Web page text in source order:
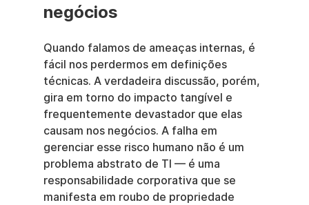
negócios
Quando falamos de ameaças internas, é
fácil nos perdermos em definições
técnicas. A verdadeira discussão, porém,
gira em torno do impacto tangível e
frequentemente devastador que elas
causam nos negócios. A falha em
gerenciar esse risco humano não é um
problema abstrato de TI — é uma
responsabilidade corporativa que se
manifesta em roubo de propriedade